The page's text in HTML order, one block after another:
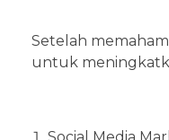
Setelah
untuk
Social Media